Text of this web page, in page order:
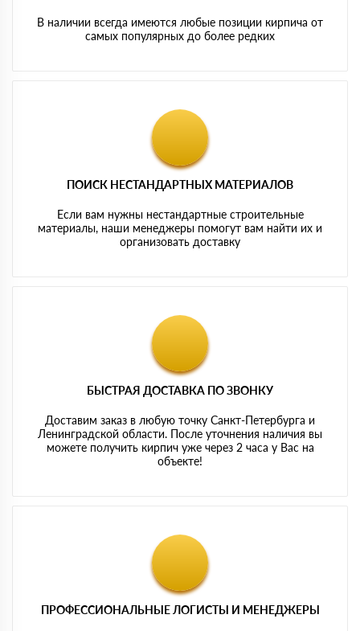
В наличии всегда имеются любые позиции кирпича от
самых популярных до более редких
ПОИСК НЕСТАНДАРТНЫХ МАТЕРИАЛОВ
Если вам нужны нестандартные строительные
материалы, наши менеджеры помогут вам найти их и
организовать доставку
БЫСТРАЯ ДОСТАВКА ПО ЗВОНКУ
Доставим заказ в любую точку Санкт-Петербурга и
Ленинградской области. После уточнения наличия вы
можете получить кирпич уже через 2 часа у Вас на
объекте!
ПРОФЕССИОНАЛЬНЫЕ ЛОГИСТЫ И МЕНЕДЖЕРЫ